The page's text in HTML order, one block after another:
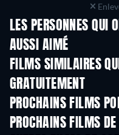
LES PERSONNES QUI
AUSSI AIMÉ
FILMS SIMILAIRES
GRATUITEMENT
PROCHAINS FILMS
PROCHAINS FILMS